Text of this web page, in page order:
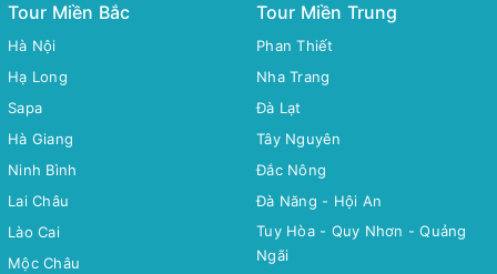
Tour Miền Bắc
Hà Nội
Hạ Long
Sapa
Hà Giang
Ninh Bình
Lai Châu
Lào Cai
Mộc Châu
Tour Miền Trung
Phan Thiết
Nha Trang
Đà Lạt
Tây Nguyên
Đắc Nông
Đà Năng - Hội An
Tuy Hòa - Quy Nhơn - Quảng
Ngãi